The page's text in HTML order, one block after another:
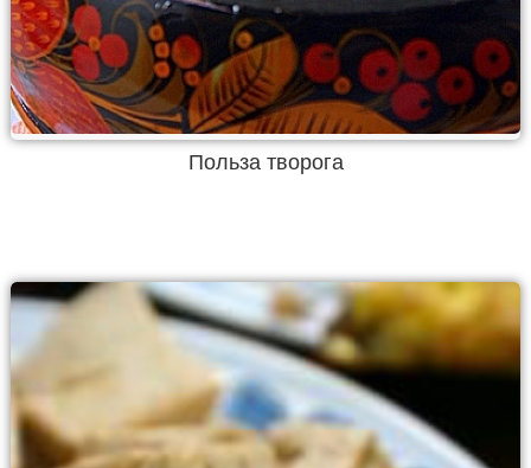
Польза творога